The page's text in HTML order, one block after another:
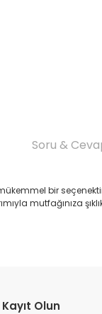
Soru &
bir
mutfağınıza
Olun